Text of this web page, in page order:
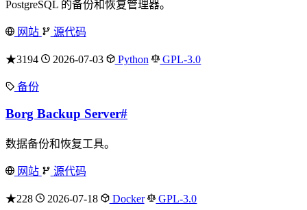
PostgreSQL 的备份和恢复管理器。
网站 源代码
★3194 2026-07-03 Python GPL-3.0
备份
Borg Backup Server#
数据备份和恢复工具。
网站 源代码
★228 2026-07-18 Docker GPL-3.0